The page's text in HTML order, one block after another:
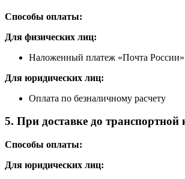
Способы оплаты:
Для физических лиц:
Наложенный платеж «Почта России»
Для юридических лиц:
Оплата по безналичному расчету
5. При доставке до
Способы оплаты:
Для юридических лиц: